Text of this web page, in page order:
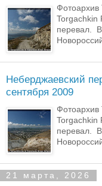
Фотоархив
Torgachkin
перевал.
Неберджаевский
сентября 2009
Фотоархив
Torgachkin
перевал.
21 марта, 2026